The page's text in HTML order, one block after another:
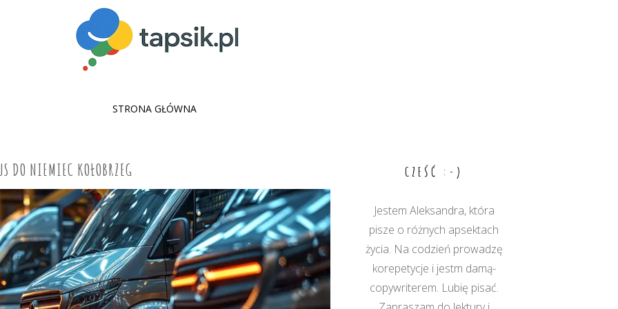
SKIP
STRONA GŁÓWNA
DO NIEMIEC KOŁOBRZEG CZEŚĆ :-)
Jestem Aleksandra, która
pisze o różnych apsektach
życia. Na codzień prowadzę
korepetycje i jestm damą-
copywriterem. Lubię pisać.